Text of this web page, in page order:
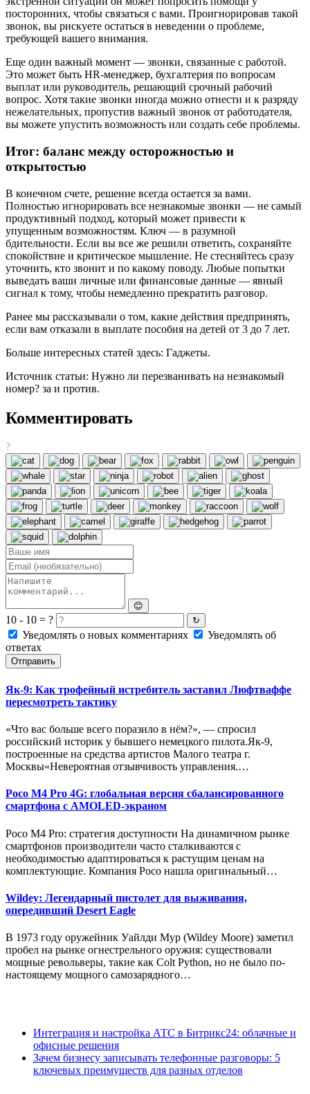
посторонних, чтобы связаться с вами. Проигнорировав такой
звонок, вы рискуете остаться в неведении о проблеме,
требующей вашего внимания.
Еще один важный момент — звонки, связанные с работой.
Это может быть HR-менеджер, бухгалтерия по вопросам
выплат или руководитель, решающий срочный рабочий
вопрос. Хотя такие звонки иногда можно отнести и к разряду
нежелательных, пропустив важный звонок от работодателя,
вы можете упустить возможность или создать себе проблемы.
Итог: баланс между осторожностью и
открытостью
В конечном счете, решение всегда остается за вами.
Полностью игнорировать все незнакомые звонки — не самый
продуктивный подход, который может привести к
упущенным возможностям. Ключ — в разумной
бдительности. Если вы все же решили ответить, сохраняйте
спокойствие и критическое мышление. Не стесняйтесь сразу
уточнить, кто звонит и по какому поводу. Любые попытки
выведать ваши личные или финансовые данные — явный
сигнал к тому, чтобы немедленно прекратить разговор.
Ранее мы рассказывали о том, какие действия предпринять,
если вам отказали в выплате пособия на детей от 3 до 7 лет.
Больше интересных статей здесь: Гаджеты.
Источник статьи: Нужно ли перезванивать на незнакомый
номер? за и против.
Комментировать
?
😊
10 - 10 = ? ↻
Уведомлять о новых комментариях
Уведомлять об
ответах
Отправить
Як-9: Как трофейный истребитель заставил Люфтваффе
пересмотреть тактику
«Что вас больше всего поразило в нём?», — спросил
российский историк у бывшего немецкого пилота.Як-9,
построенные на средства артистов Малого театра г.
Москвы«Невероятная отзывчивость управления.…
Poco M4 Pro 4G: глобальная версия сбалансированного
смартфона с AMOLED-экраном
Poco M4 Pro: стратегия доступности На динамичном рынке
смартфонов производители часто сталкиваются с
необходимостью адаптироваться к растущим ценам на
комплектующие. Компания Poco нашла оригинальный…
Wildey: Легендарный пистолет для выживания,
опередивший Desert Eagle
В 1973 году оружейник Уайлди Мур (Wildey Moore) заметил
пробел на рынке огнестрельного оружия: существовали
мощные револьверы, такие как Colt Python, но не было по-
настоящему мощного самозарядного…
Интеграция и настройка АТС в Битрикс24: облачные и
офисные решения
Зачем бизнесу записывать телефонные разговоры: 5
ключевых преимуществ для разных отделов